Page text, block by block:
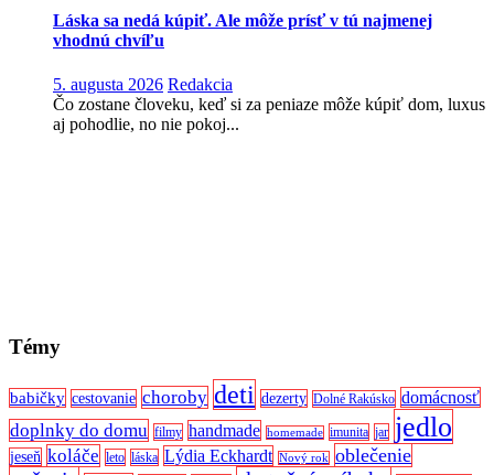
Láska sa nedá kúpiť. Ale môže prísť v tú najmenej
vhodnú chvíľu
5. augusta 2026 Redakcia
Čo zostane človeku, keď si za peniaze môže kúpiť dom, luxus
aj pohodlie, no nie pokoj...
Témy
babičky cestovanie choroby deti dezerty Dolné Rakúsko domácnosť
doplnky do domu filmy handmade homemade imunita jar jedlo
jeseň koláče leto láska Lýdia Eckhardt Nový rok oblečenie